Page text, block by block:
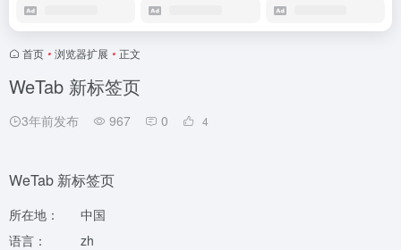
首页 • 浏览器扩展 • 正文
WeTab 新标签页
3年前发布 967 0 4
WeTab 新标签页
所在地：
中国
语言：
zh